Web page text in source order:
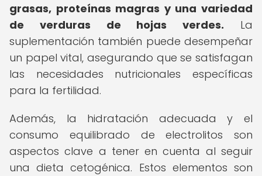
grasas, proteínas magras y una variedad
de verduras de hojas verdes. La
suplementación también puede desempeñar
un papel vital, asegurando que se satisfagan
las necesidades nutricionales específicas
para la fertilidad.
Además, la hidratación adecuada y el
consumo equilibrado de electrolitos son
aspectos clave a tener en cuenta al seguir
una dieta cetogénica. Estos elementos son